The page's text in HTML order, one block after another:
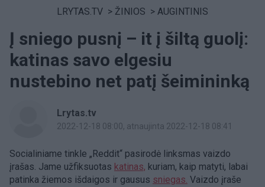
LRYTAS.TV > ŽINIOS > AUGINTINIS
Į sniego pusnį – it į šiltą guolį:
katinas savo elgesiu
nustebino net patį šeimininką
Lrytas.tv
2022-12-18 08:00, atnaujinta 2022-12-18 08:41
Socialiniame tinkle „Reddit“ pasirodė linksmas vaizdo
įrašas. Jame užfiksuotas katinas, kuriam, kaip matyti, labai
patinka žiemos išdaigos ir gausus sniegas. Vaizdo įraše